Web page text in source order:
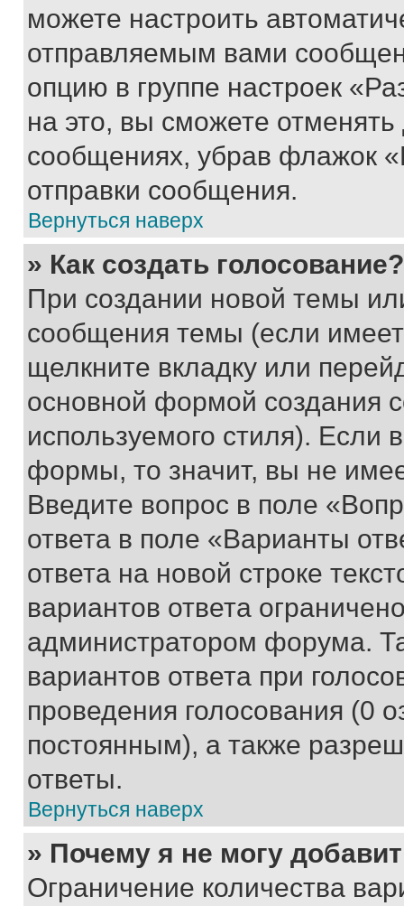
можете настроить
отправляемым вами
опцию в группе настроек
на это, вы сможете
сообщениях, убрав флажок
отправки сообщения.
Вернуться наверх
» Как создать голосование?
При создании новой темы
сообщения темы (если
щелкните вкладку или
основной формой создания
используемого стиля). Если
формы, то значит, вы не
Введите вопрос в поле
ответа в поле «Варианты
ответа на новой строке
вариантов ответа
администратором форума.
вариантов ответа при
проведения голосования (0
постоянным), а также
ответы.
Вернуться наверх
» Почему я не могу
Ограничение количества